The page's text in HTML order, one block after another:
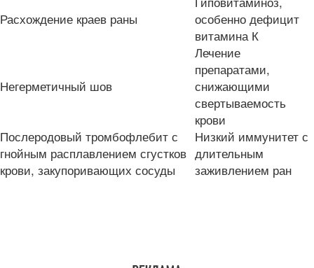
Расхождение краев раны
особенно дефицит
витамина К
Негерметичный шов
Лечение
препаратами,
снижающими
свертываемость
крови
Послеродовый тромбофлебит с
гнойным расплавлением сгустков
крови, закупоривающих сосуды
Низкий иммунитет с
длительным
заживлением ран